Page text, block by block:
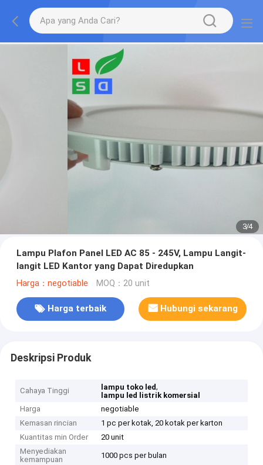
3/4
Lampu Plafon Panel LED AC 85 - 245V, Lampu Langit-
langit LED Kantor yang Dapat Diredupkan
Harga：negotiable MOQ：20 unit
Harga terbaik Hubungi sekarang
Deskripsi Produk
Cahaya Tinggi lampu toko led,
lampu led listrik komersial
Harga
negotiable
Kemasan rincian
1 pc per kotak, 20 kotak per karton
Kuantitas min Order
20 unit
Menyediakan
kemampuan
1000 pcs per bulan